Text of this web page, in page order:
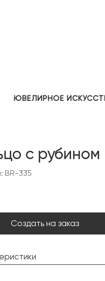
ЮВЕЛИРНОЕ
с
BR-335
Создать на заказ